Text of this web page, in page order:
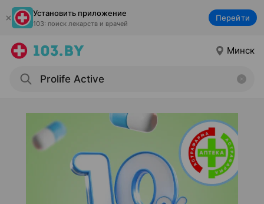
Установить приложение
103: поиск лекарств и врачей
Перейти
Минск